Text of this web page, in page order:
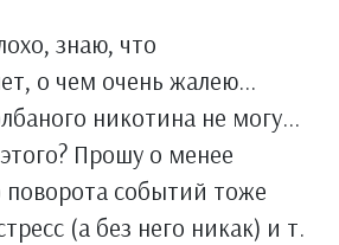
знаю, что
о чем очень жалею...
никотина не могу...
Прошу о менее
событий тоже
(а без него никак) и т.